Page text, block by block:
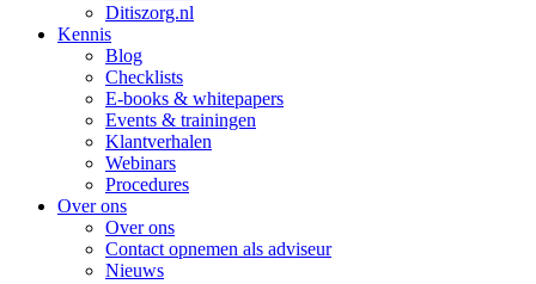
Ditiszorg.nl
Kennis
Blog
Checklists
E-books & whitepapers
Events & trainingen
Klantverhalen
Webinars
Procedures
Over ons
Over ons
Contact opnemen als adviseur
Nieuws